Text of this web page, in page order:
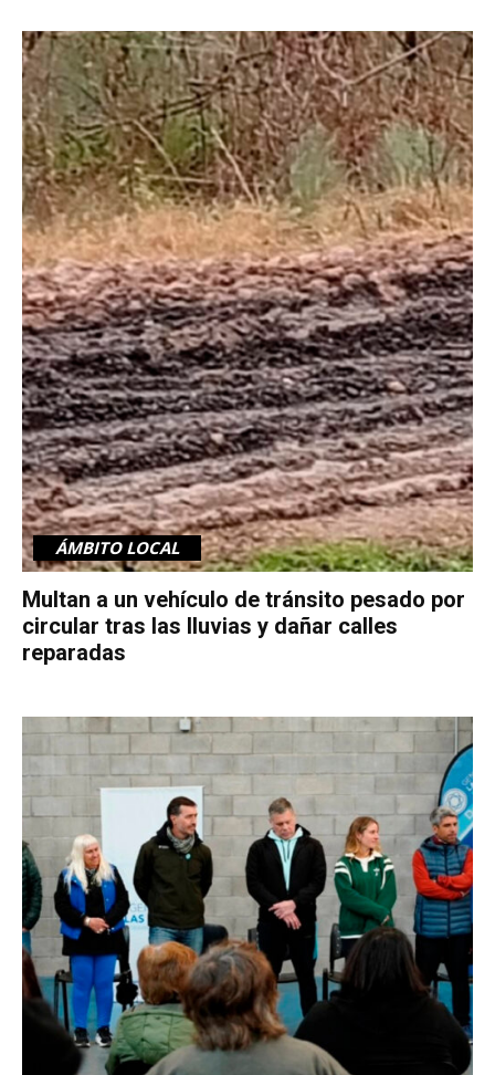
ÁMBITO LOCAL
Multan a un vehículo de tránsito pesado por
circular tras las lluvias y dañar calles
reparadas